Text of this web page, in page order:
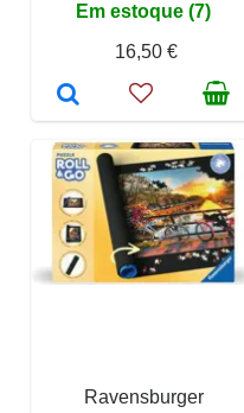
Em estoque (7)
16,50 €
Ravensburger